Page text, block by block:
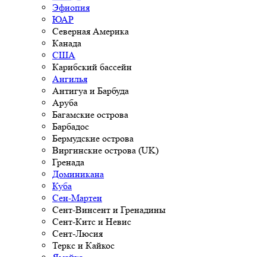
Эфиопия
ЮАР
Северная Америка
Канада
США
Карибский бассейн
Ангилья
Антигуа и Барбуда
Аруба
Багамские острова
Барбадос
Бермудские острова
Виргинские острова (UK)
Гренада
Доминикана
Куба
Сен-Мартен
Сент-Винсент и Гренадины
Сент-Китс и Невис
Сент-Люсия
Теркс и Кайкос